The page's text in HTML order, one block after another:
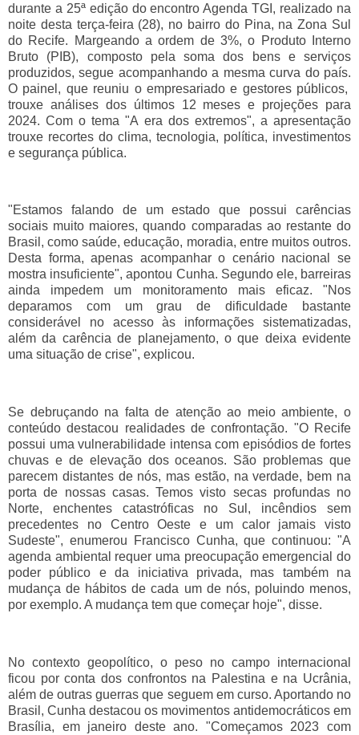
durante a 25ª edição do encontro Agenda TGI, realizado na
noite desta terça-feira (28), no bairro do Pina, na Zona Sul
do Recife. Margeando a ordem de 3%, o Produto Interno
Bruto (PIB), composto pela soma dos bens e serviços
produzidos, segue acompanhando a mesma curva do país.
O painel, que reuniu o empresariado e gestores públicos,
trouxe análises dos últimos 12 meses e projeções para
2024. Com o tema "A era dos extremos", a apresentação
trouxe recortes do clima, tecnologia, política, investimentos
e segurança pública.
"Estamos falando de um estado que possui carências
sociais muito maiores, quando comparadas ao restante do
Brasil, como saúde, educação, moradia, entre muitos outros.
Desta forma, apenas acompanhar o cenário nacional se
mostra insuficiente", apontou Cunha. Segundo ele, barreiras
ainda impedem um monitoramento mais eficaz. "Nos
deparamos com um grau de dificuldade bastante
considerável no acesso às informações sistematizadas,
além da carência de planejamento, o que deixa evidente
uma situação de crise", explicou.
Se debruçando na falta de atenção ao meio ambiente, o
conteúdo destacou realidades de confrontação. "O Recife
possui uma vulnerabilidade intensa com episódios de fortes
chuvas e de elevação dos oceanos. São problemas que
parecem distantes de nós, mas estão, na verdade, bem na
porta de nossas casas. Temos visto secas profundas no
Norte, enchentes catastróficas no Sul, incêndios sem
precedentes no Centro Oeste e um calor jamais visto
Sudeste", enumerou Francisco Cunha, que continuou: "A
agenda ambiental requer uma preocupação emergencial do
poder público e da iniciativa privada, mas também na
mudança de hábitos de cada um de nós, poluindo menos,
por exemplo. A mudança tem que começar hoje", disse.
No contexto geopolítico, o peso no campo internacional
ficou por conta dos confrontos na Palestina e na Ucrânia,
além de outras guerras que seguem em curso. Aportando no
Brasil, Cunha destacou os movimentos antidemocráticos em
Brasília, em janeiro deste ano. "Começamos 2023 com